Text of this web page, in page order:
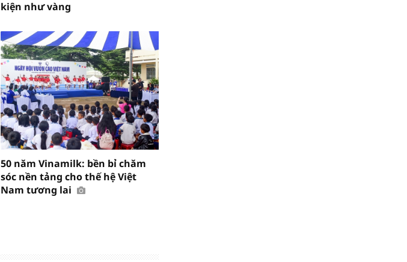
kiện như vàng
50 năm Vinamilk: bền bỉ chăm
sóc nền tảng cho thế hệ Việt
Nam tương lai